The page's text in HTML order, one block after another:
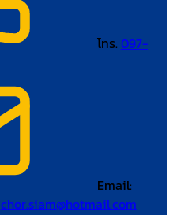
โทร. 097-
Email:
chor.siam@hotmail.com